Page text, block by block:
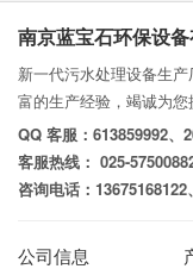
南京蓝宝石环保设
新一代污水处理设备生
富的生产经验，竭诚为
QQ 客服：613859992、
客服热线： 025-
咨询电话：13675168122
公司信息